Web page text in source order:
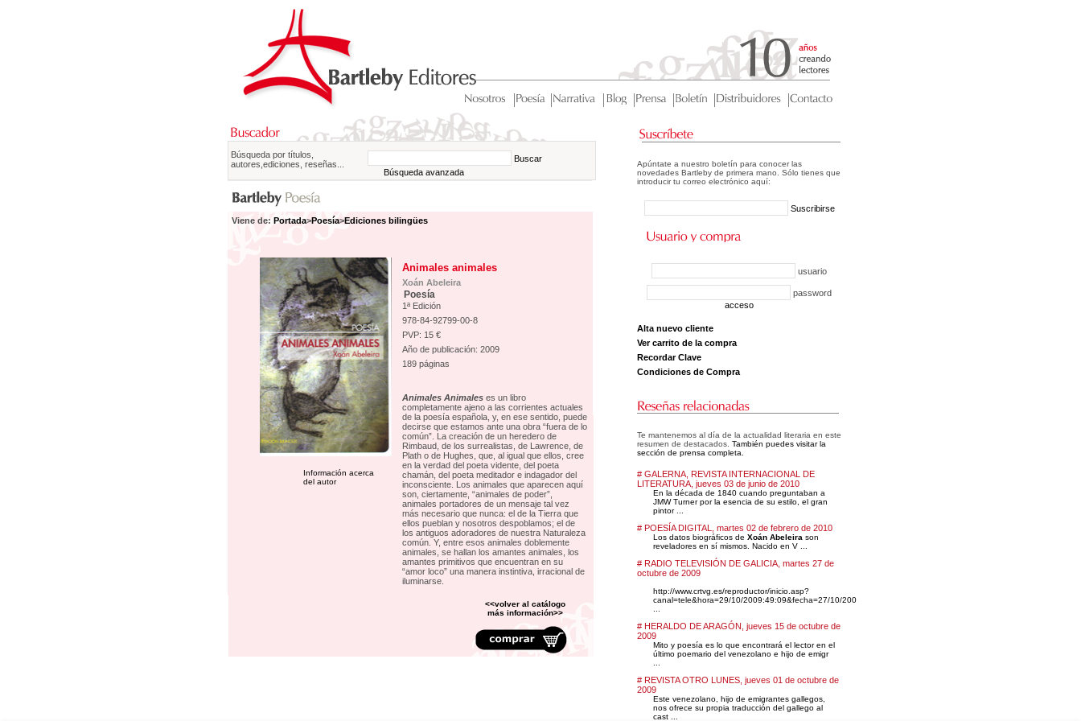
Apúntate a nuestro boletín para conocer las
novedades Bartleby de primera mano. Sólo tienes que
introducir tu correo electrónico aquí:
Suscribirse
usuario
password
acceso
Alta nuevo cliente
Ver carrito de la compra
Recordar Clave
Condiciones de Compra
Te mantenemos al día de la actualidad literaria en este
resumen de destacados. También puedes visitar la
sección de prensa completa.
# GALERNA, REVISTA INTERNACIONAL DE
LITERATURA, jueves 03 de junio de 2010
En la década de 1840 cuando preguntaban a
JMW Turner por la esencia de su estilo, el gran
pintor ...
# POESÍA DIGITAL, martes 02 de febrero de 2010
Los datos biográficos de Xoán Abeleira son
reveladores en sí mismos. Nacido en V ...
# RADIO TELEVISIÓN DE GALICIA, martes 27 de
octubre de 2009
http://www.crtvg.es/reproductor/inicio.asp?
canal=tele&hora=29/10/2009:49:09&fecha=27/10/200
# HERALDO DE ARAGÓN, jueves 15 de octubre de
2009
Mito y poesía es lo que encontrará el lector en el
último poemario del venezolano e hijo de emigr
# REVISTA OTRO LUNES, jueves 01 de octubre de
2009
Este venezolano, hijo de emigrantes gallegos,
nos ofrece su propia traducción del gallego al
cast ...
Búsqueda por títulos,
autores,ediciones, reseñas...
Buscar
Búsqueda avanzada
Viene de: Portada>Poesía>Ediciones bilingües
Animales animales
Xoán Abeleira
Poesía
1ª Edición
978-84-92799-00-8
PVP: 15 €
Año de publicación: 2009
189 páginas
Animales Animaleses un libro
completamente ajeno a las corrientes actuales
de la poesía española, y, en ese sentido, puede
decirse que estamos ante una obra “fuera de lo
común”. La creación de un heredero de
Rimbaud, de los surrealistas, de Lawrence, de
Plath o de Hughes, que, al igual que ellos, cree
en la verdad del poeta vidente, del poeta
chamán, del poeta meditador e indagador del
inconsciente. Los animales que aparecen aquí
son, ciertamente, “animales de poder”,
animales portadores de un mensaje tal vez
más necesario que nunca: el de la Tierra que
ellos pueblan y nosotros despoblamos; el de
los antiguos adoradores de nuestra Naturaleza
común. Y, entre esos animales doblemente
animales, se hallan los amantes animales, los
amantes primitivos que encuentran en su
“amor loco” una manera instintiva, irracional de
iluminarse.
Información acerca
del autor
<<volver al catálogo
más información>>